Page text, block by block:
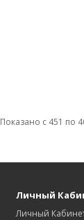
Показано с 451 по
Личный
Личный